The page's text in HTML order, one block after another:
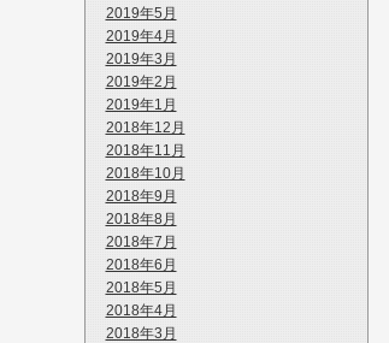
2019年5月
2019年4月
2019年3月
2019年2月
2019年1月
2018年12月
2018年11月
2018年10月
2018年9月
2018年8月
2018年7月
2018年6月
2018年5月
2018年4月
2018年3月